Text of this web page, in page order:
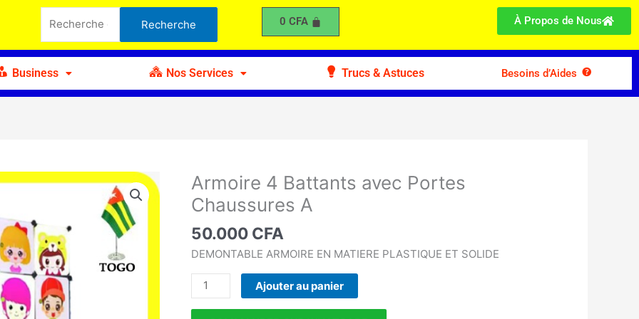
pour :
Recherche 0 CFA À Propos de Nous
Business Nos Services Trucs & Astuces Besoins d’Aides
Armoire 4 Battants avec Portes
Chaussures A
50.000 CFA
DEMONTABLE ARMOIRE EN MATIERE PLASTIQUE ET SOLIDE
quantité
de
Armoire
4
Battants
Portes
Chaussures
Ajouter au panier
Portes
Chaussures
A